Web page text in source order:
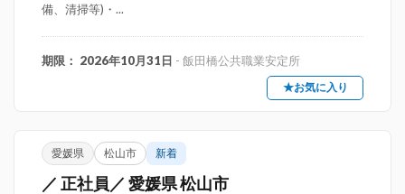
備、清掃等)・...
期限： 2026年10月31日 - 飯田橋公共職業安定所
★お気に入り
愛媛県 松山市 新着
／ 正社員／ 愛媛県 松山市